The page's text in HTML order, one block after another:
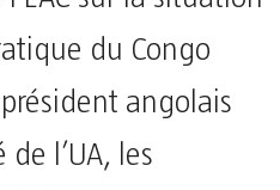
du Congo
angolais
l’UA, les